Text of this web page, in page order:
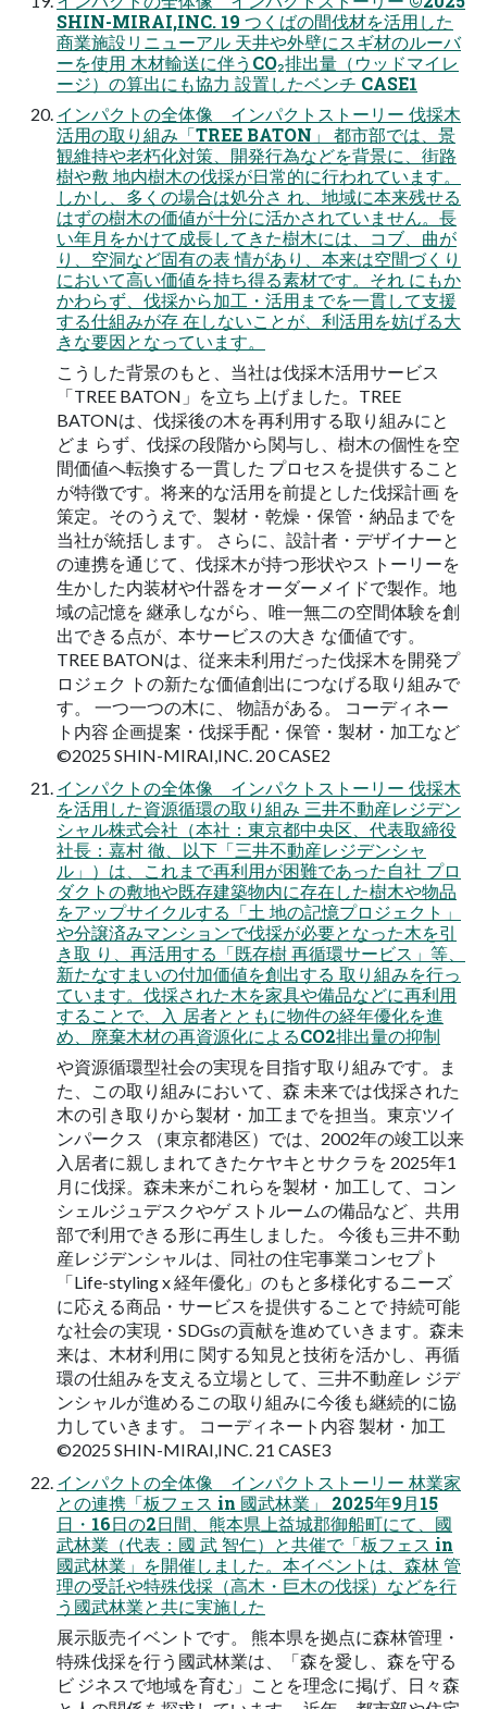
SHIN-MIRAI,INC. 19 つくばの間伐材を活用した
商業施設リニューアル 天井や外壁にスギ材のルーバ
ーを使用 木材輸送に伴うCO₂排出量（ウッドマイレ
ージ）の算出にも協力 設置したベンチ CASE1
インパクトの全体像 インパクトストーリー 伐採木
活用の取り組み「TREE BATON」 都市部では、景
観維持や老朽化対策、開発行為などを背景に、街路
樹や敷 地内樹木の伐採が日常的に行われています。
しかし、多くの場合は処分さ れ、地域に本来残せる
はずの樹木の価値が十分に活かされていません。長
い年月をかけて成長してきた樹木には、コブ、曲が
り、空洞など固有の表 情があり、本来は空間づくり
において高い価値を持ち得る素材です。それ にもか
かわらず、伐採から加工・活用までを一貫して支援
する仕組みが存 在しないことが、利活用を妨げる大
きな要因となっています。
こうした背景のもと、当社は伐採木活用サービス
「TREE BATON」を立ち 上げました。TREE
BATONは、伐採後の木を再利用する取り組みにと
どま らず、伐採の段階から関与し、樹木の個性を空
間価値へ転換する一貫した プロセスを提供すること
が特徴です。将来的な活用を前提とした伐採計画 を
策定。そのうえで、製材・乾燥・保管・納品までを
当社が統括します。 さらに、設計者・デザイナーと
の連携を通じて、伐採木が持つ形状やス トーリーを
生かした内装材や什器をオーダーメイドで製作。地
域の記憶を 継承しながら、唯一無二の空間体験を創
出できる点が、本サービスの大き な価値です。
TREE BATONは、従来未利用だった伐採木を開発プ
ロジェク トの新たな価値創出につなげる取り組みで
す。 一つ一つの木に、 物語がある。 コーディネー
ト内容 企画提案・伐採手配・保管・製材・加工など
©2025 SHIN-MIRAI,INC. 20 CASE2
インパクトの全体像 インパクトストーリー 伐採木
を活用した資源循環の取り組み 三井不動産レジデン
シャル株式会社（本社：東京都中央区、代表取締役
社長：嘉村 徹、以下「三井不動産レジデンシャ
ル」）は、これまで再利用が困難であった自社 プロ
ダクトの敷地や既存建築物内に存在した樹木や物品
をアップサイクルする「土 地の記憶プロジェクト」
や分譲済みマンションで伐採が必要となった木を引
き取 り、再活用する「既存樹 再循環サービス」等、
新たなすまいの付加価値を創出する 取り組みを行っ
ています。伐採された木を家具や備品などに再利用
することで、入 居者とともに物件の経年優化を進
め、廃棄木材の再資源化によるCO2排出量の抑制
や資源循環型社会の実現を目指す取り組みです。ま
た、この取り組みにおいて、森 未来では伐採された
木の引き取りから製材・加工までを担当。東京ツイ
ンパークス （東京都港区）では、2002年の竣工以来
入居者に親しまれてきたケヤキとサクラを 2025年1
月に伐採。森未来がこれらを製材・加工して、コン
シェルジュデスクやゲ ストルームの備品など、共用
部で利用できる形に再生しました。 今後も三井不動
産レジデンシャルは、同社の住宅事業コンセプト
「Life-styling x 経年優化」のもと多様化するニーズ
に応える商品・サービスを提供することで 持続可能
な社会の実現・SDGsの貢献を進めていきます。森未
来は、木材利用に 関する知見と技術を活かし、再循
環の仕組みを支える立場として、三井不動産レ ジデ
ンシャルが進めるこの取り組みに今後も継続的に協
力していきます。 コーディネート内容 製材・加工
©2025 SHIN-MIRAI,INC. 21 CASE3
インパクトの全体像 インパクトストーリー 林業家
との連携「板フェス in 國武林業」 2025年9月15
日・16日の2日間、熊本県上益城郡御船町にて、國
武林業（代表：國 武 智仁）と共催で「板フェス in
國武林業」を開催しました。本イベントは、森林 管
理の受託や特殊伐採（高木・巨木の伐採）などを行
う國武林業と共に実施した
展示販売イベントです。 熊本県を拠点に森林管理・
特殊伐採を行う國武林業は、「森を愛し、森を守る
ビ ジネスで地域を育む」ことを理念に掲げ、日々森